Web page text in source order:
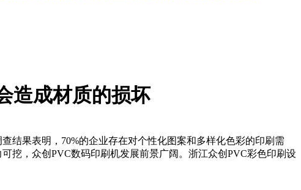
造成材质的损坏
结果表明，70%的企业存在对个性化图案和多样化色彩的印刷需
挖，众创PVC数码印刷机发展前景广阔。浙江众创PVC彩色印刷设